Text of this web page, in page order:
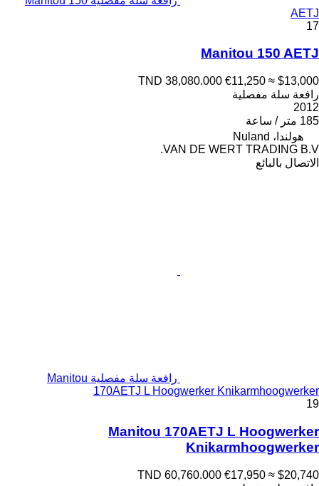
AETJ
17
Manitou 150 AETJ
TND 38,080.000 €11,250 ≈ $13,000
رافعة سلة مفصلية
2012
185 متر / ساعة
هولندا، Nuland
VAN DE WERT TRADING B.V.
الاتصال بالبائع
رافعة سلة مفصلية Manitou
170AETJ L Hoogwerker Knikarmhoogwerker
19
Manitou 170AETJ L Hoogwerker
Knikarmhoogwerker
TND 60,760.000 €17,950 ≈ $20,740